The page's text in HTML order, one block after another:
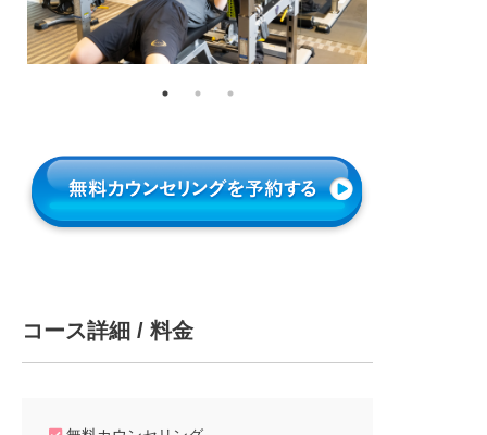
コース詳細 / 料金